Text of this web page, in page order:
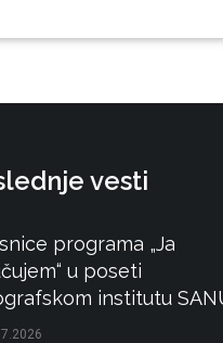
vesti
programa „Ja
u poseti
institutu